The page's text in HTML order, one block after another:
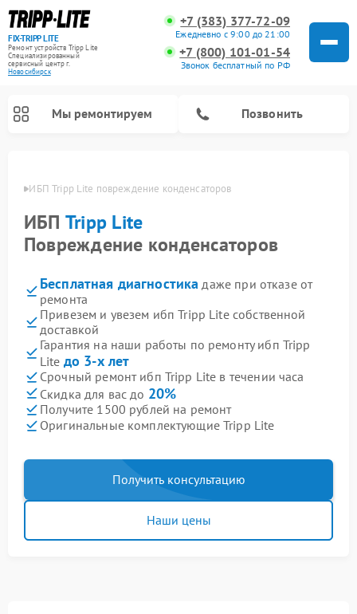
FIX-TRIPP LITE
Ремонт устройств Tripp Lite
Специализированный
cервисный центр г.
Новосибирск
+7 (383) 377-72-09
Ежедневно с 9:00 до 21:00
+7 (800) 101-01-54
Звонок бесплатный по РФ
Мы ремонтируем Позвонить
ИБП Tripp Lite повреждение конденсаторов
ИБП Tripp Lite
Повреждение конденсаторов
Бесплатная диагностика даже при отказе от
ремонта
Привезем и увезем ибп Tripp Lite собственной
доставкой
Гарантия на наши работы по ремонту ибп Tripp
Lite до 3-х лет
Срочный ремонт ибп Tripp Lite в течении часа
Скидка для вас до 20%
Получите 1500 рублей на ремонт
Оригинальные комплектующие Tripp Lite
Получить консультацию
Наши цены